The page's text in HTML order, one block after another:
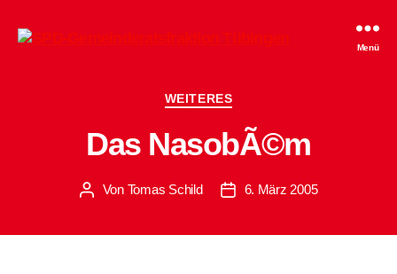
SPD-
Menü
Kategorien
WEITERES
Das NasobÃ©m
Beitragsautor
Von Tomas Schild Beitragsdatum
6. März 2005